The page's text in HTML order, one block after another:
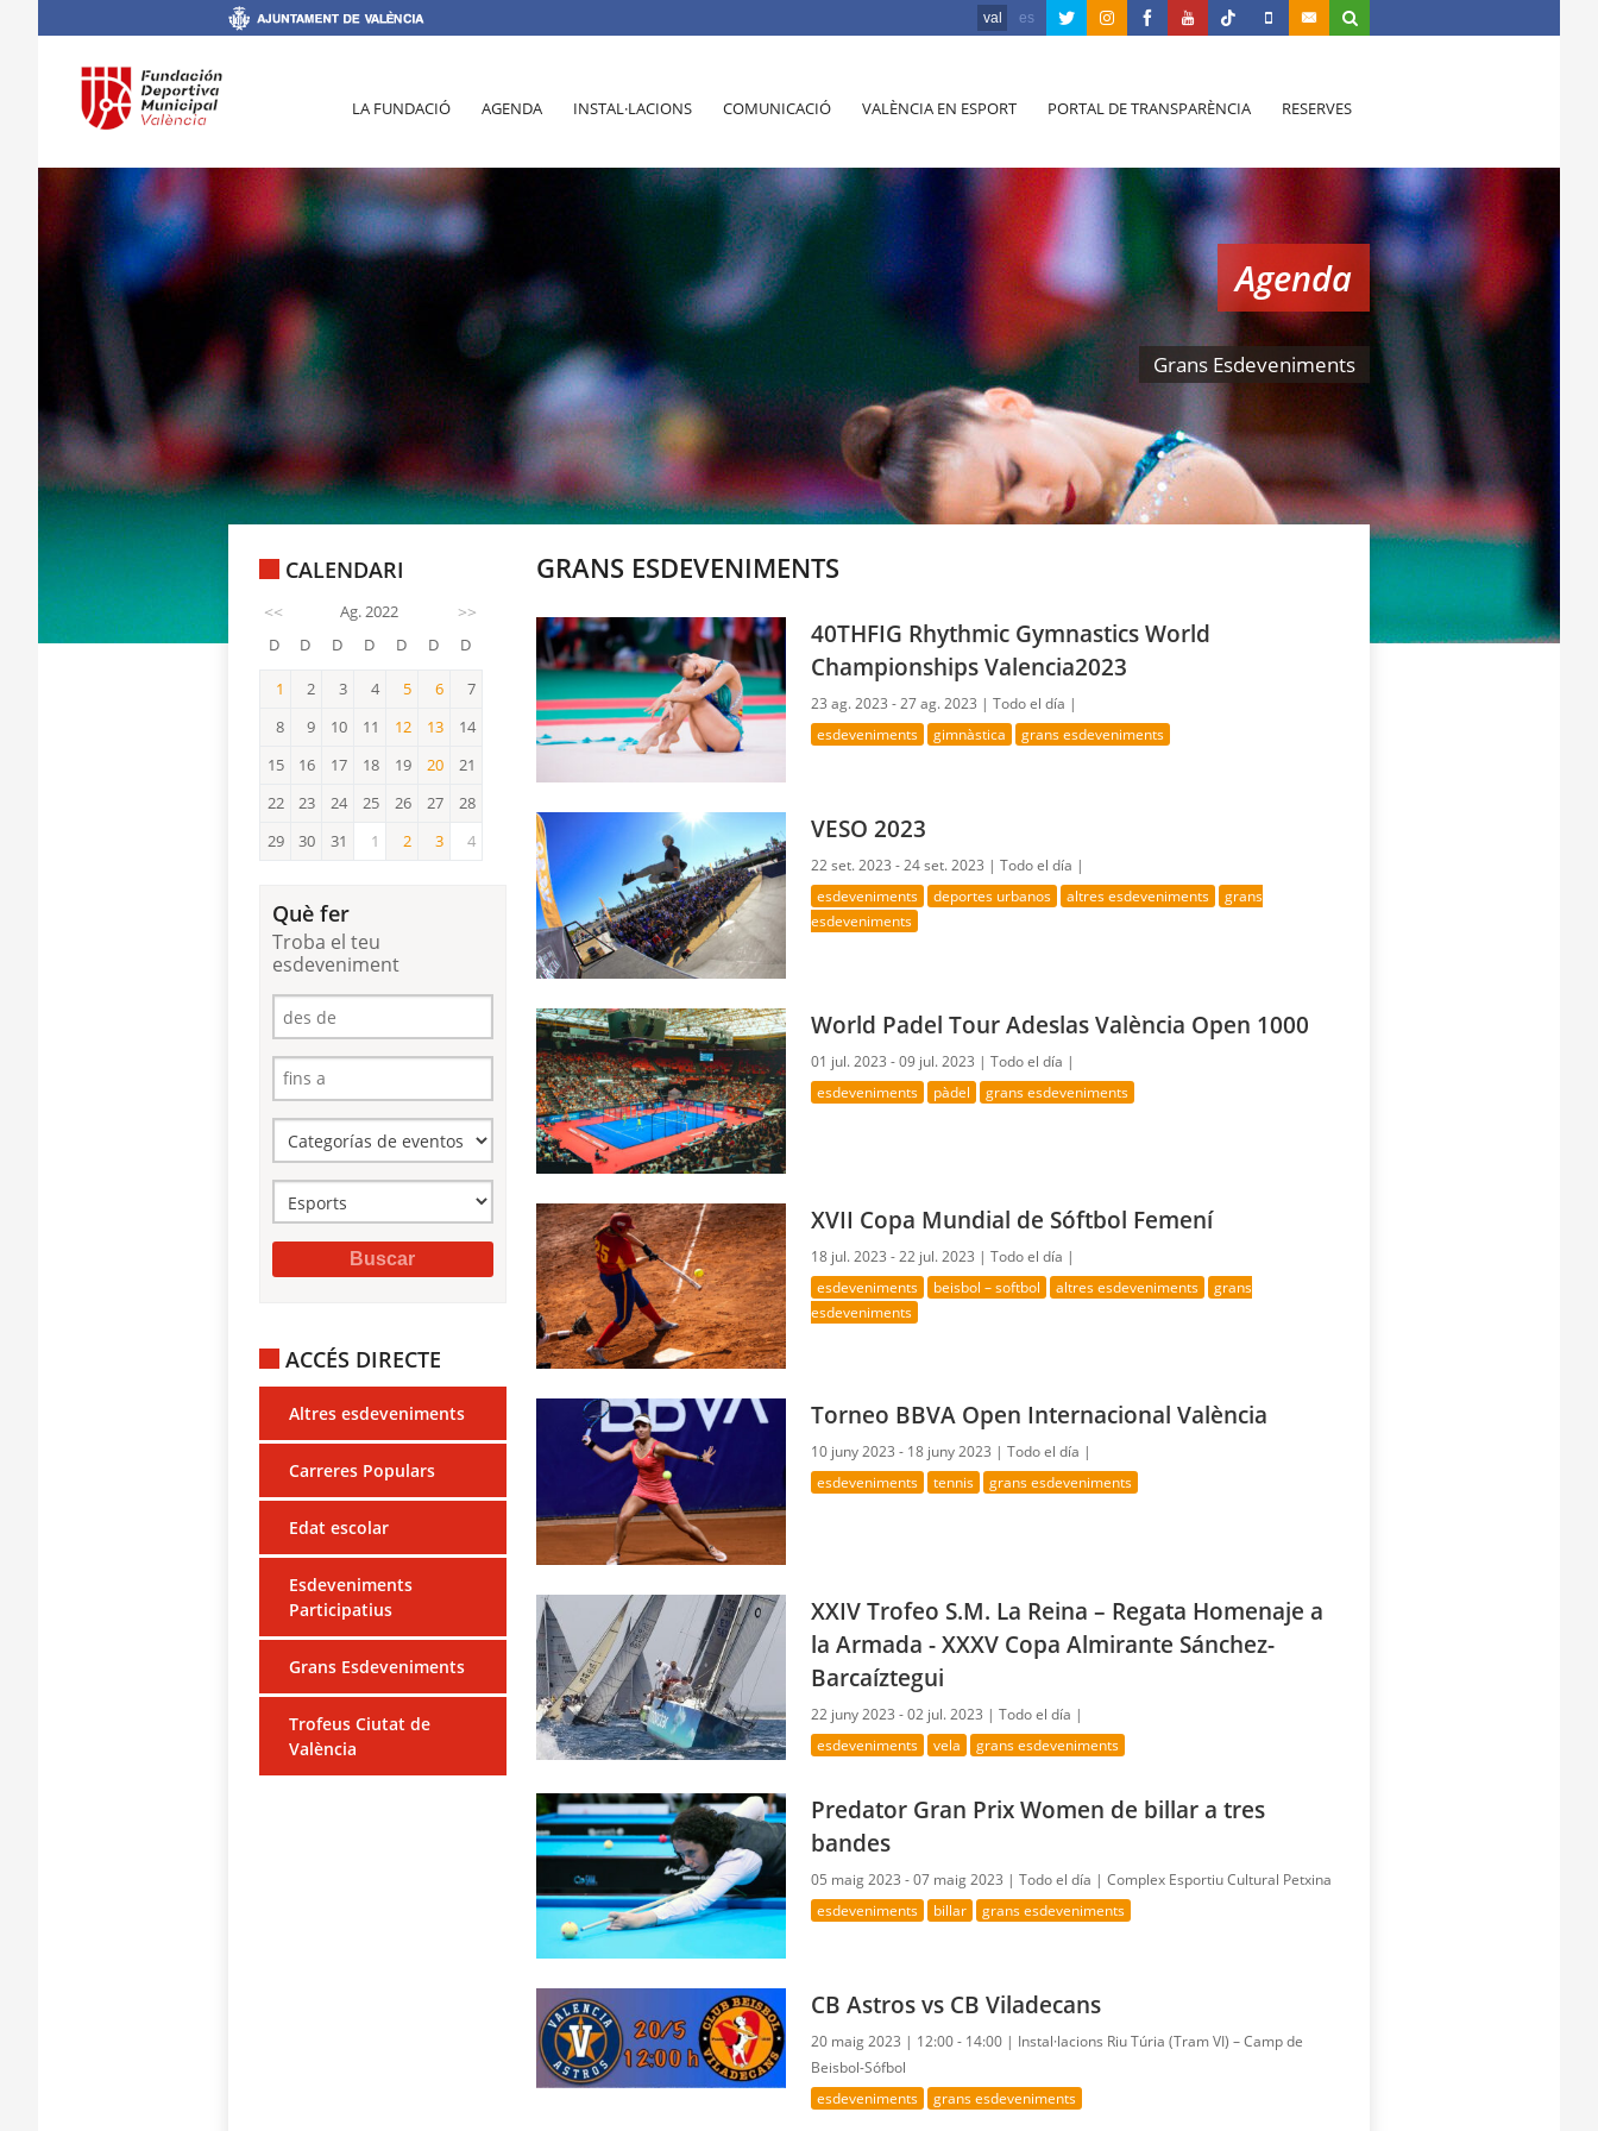
val es
LA FUNDACIÓ AGENDA INSTAL·LACIONS COMUNICACIÓ VALÈNCIA EN ESPORT PORTAL DE TRANSPARÈNCIA RESERVES
Agenda
Grans Esdeveniments
CALENDARI
<< Ag. 2022 >>
D D D D D D D
1 2 3 4 5
5
6
6
7
8
9 10 11 12
12
13
13
14
15
16 17 18 19 20
20
21
22
23 24 25 26 27
28
29
30 31 1 2 3 4
Què fer
Troba el teu
esdeveniment
ACCÉS DIRECTE
Altres esdeveniments
Carreres Populars
Edat escolar
Esdeveniments
Participatius
Grans Esdeveniments
Trofeus Ciutat de
València
GRANS ESDEVENIMENTS
40THFIG Rhythmic Gymnastics World
Championships Valencia2023
23 ag. 2023 - 27 ag. 2023 |Todo el día |
esdeveniments gimnàstica grans esdeveniments
VESO 2023
22 set. 2023 - 24 set. 2023 |Todo el día |
esdeveniments deportes urbanos altres esdeveniments
grans
esdeveniments
World Padel Tour Adeslas València Open 1000
01 jul. 2023 - 09 jul. 2023 |Todo el día |
esdeveniments pàdel grans esdeveniments
XVII Copa Mundial de Sóftbol Femení
18 jul. 2023 - 22 jul. 2023 |Todo el día |
esdeveniments beisbol – softbol altres esdeveniments
grans
esdeveniments
Torneo BBVA Open Internacional València
10 juny 2023 - 18 juny 2023 |Todo el día |
esdeveniments tennis grans esdeveniments
XXIV Trofeo S.M. La Reina – Regata Homenaje a
la Armada - XXXV Copa Almirante Sánchez-
Barcaíztegui
22 juny 2023 - 02 jul. 2023 |Todo el día |
esdeveniments vela grans esdeveniments
Predator Gran Prix Women de billar a tres
bandes
05 maig 2023 - 07 maig 2023 |Todo el día |Complex Esportiu Cultural Petxina
esdeveniments billar grans esdeveniments
CB Astros vs CB Viladecans
20 maig 2023 | 12:00 - 14:00 | Instal·lacions Riu Túria (Tram VI) – Camp de
Beisbol-Sófbol
esdeveniments grans esdeveniments